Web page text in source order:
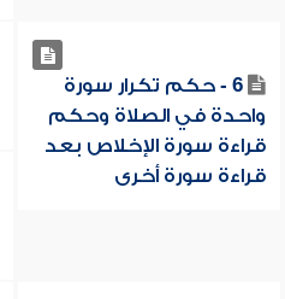
6 - حكم تكرار سورة
واحدة في الصلاة وحكم
قراءة سورة الإخلاص بعد
قراءة سورة أخرى